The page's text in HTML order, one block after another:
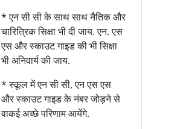
* एन सी सी के साथ साथ नैतिक और
चारित्रिक सिक्षा भी दी जाय. एन. एस
एस और स्काउट गाइड की भी सिक्षा
भी अनिवार्य की जाय.
* स्कूल में एन सी सी, एन एस एस
और स्काउट गाइड के नंबर जोड़ने से
वाकई अच्छे परिणाम आयेंगे.